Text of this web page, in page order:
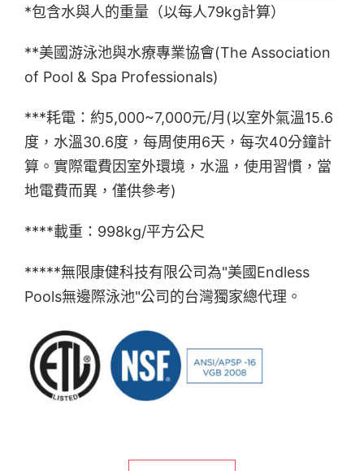
*包含水與人的重量（以每人79kg計算）
**美國游泳池與水療專業協會(The Association
of Pool & Spa Professionals)
***耗電：約5,000~7,000元/月(以室外氣溫15.6
度，水溫30.6度，每周使用6天，每次40分鐘計
算。實際電費因室外環境，水溫，使用習慣，當
地電費而異，僅供參考)
****載重：998kg/平方公尺
*****無限康健科技有限公司為"美國Endless
Pools無邊際泳池"公司的台灣獨家總代理。